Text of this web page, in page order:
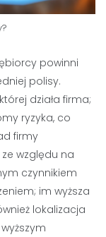
powinni
polisy.
działa firma;
ryzyka, co
firmy
względu na
czynnikiem
im wyższa
lokalizacja